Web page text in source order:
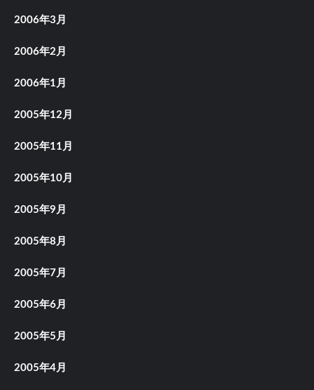
2006年3月
2006年2月
2006年1月
2005年12月
2005年11月
2005年10月
2005年9月
2005年8月
2005年7月
2005年6月
2005年5月
2005年4月